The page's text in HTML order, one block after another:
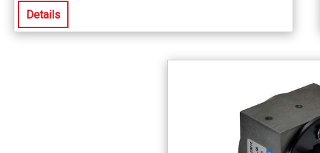
Details